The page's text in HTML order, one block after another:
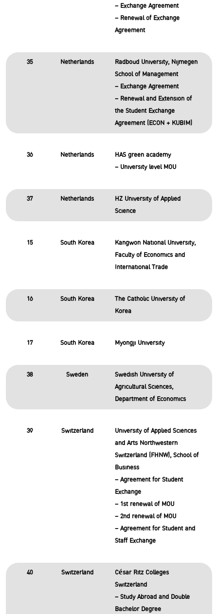
– Exchange Agreement
– Renewal of Exchange
Agreement
35 Netherlands
Radboud University, Nijmegen
School of Management
– Exchange Agreement
– Renewal and Extension of
the Student Exchange
Agreement (ECON + KUBIM)
36 Netherlands
HAS green academy
– University level MOU
37 Netherlands
HZ University of Applied
Science
15 South Korea
Kangwon National University,
Faculty of Economics and
International Trade
16 South Korea
The Catholic University of
Korea
17 South Korea Myongji University
38 Sweden
Swedish University of
Agricultural Sciences,
Department of Economics
39 Switzerland
University of Applied Sciences
and Arts Northwestern
Switzerland (FHNW), School of
Business
– Agreement for Student
Exchange
– 1st renewal of MOU
– 2nd renewal of MOU
– Agreement for Student and
Staff Exchange
40 Switzerland
César Ritz Colleges
Switzerland
– Study Abroad and Double
Bachelor Degree